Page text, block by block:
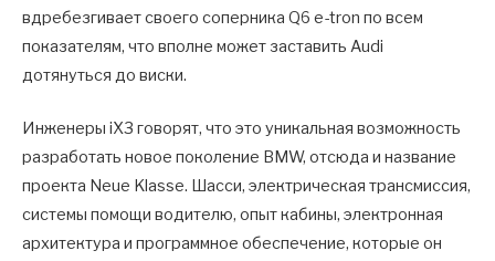
вдребезгивает своего соперника Q6 e-tron по всем
показателям, что вполне может заставить Audi
дотянуться до виски.
Инженеры iX3 говорят, что это уникальная возможность
разработать новое поколение BMW, отсюда и название
проекта Neue Klasse. Шасси, электрическая трансмиссия,
системы помощи водителю, опыт кабины, электронная
архитектура и программное обеспечение, которые он